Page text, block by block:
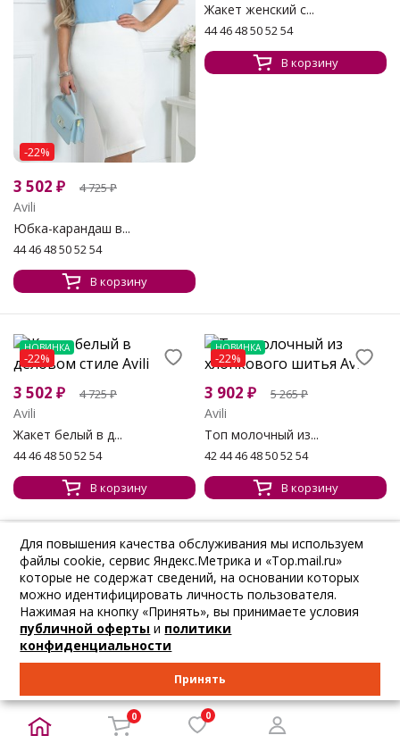
-22%
3 502 ₽ 4 725₽
Avili
Юбка-карандаш в...
44 46 48 50 52 54
В корзину
Жакет женский с...
44 46 48 50 52 54
В корзину
НОВИНКА
-22%
3 502 ₽ 4 725₽
Avili
Жакет белый в д...
44 46 48 50 52 54
В корзину
НОВИНКА
-22%
3 902 ₽ 5 265₽
Avili
Топ молочный из...
42 44 46 48 50 52 54
В корзину
ПОКАЗАТЬ ЕЩЕ
1 2 3 4 5
Для повышения качества обслуживания мы используем
файлы cookie, сервис Яндекс.Метрика и «Top.mail.ru»
которые не содержат сведений, на основании которых
можно идентифицировать личность пользователя.
Нажимая на кнопку «Принять», вы принимаете условия
публичной оферты и политики
конфиденциальности
Принять
0 0